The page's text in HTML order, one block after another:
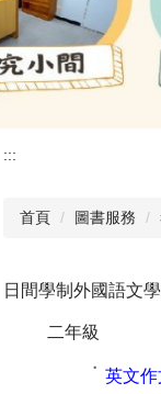
:::
首頁 圖書服務
日間學制外國語文
二年級
˙ 英文作